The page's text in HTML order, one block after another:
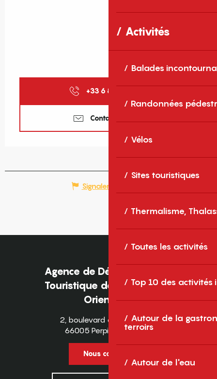
Activités
Balades
Randonnées
Vélos
Sites touristiques
Thermalisme,
Toutes les activités
Top 10 des activités
Autour de la
terroirs
Autour de l'eau
+33 6 86 71 56
Contactez-nous
Signaler une erreur
Agence de Développement
Touristique des Pyrénées-
Orientales
2, boulevard des Pyrénées
66005 Perpignan Cedex
Nous contacter